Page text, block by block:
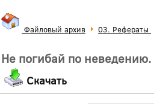
Файловый архив 03. Рефераты
Не погибай по
Скачать